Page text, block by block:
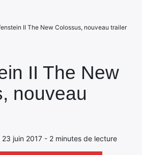
II The New
nouveau
23 juin 2017 - 2 minutes de lecture
II The New Colossus, nouveau trailer